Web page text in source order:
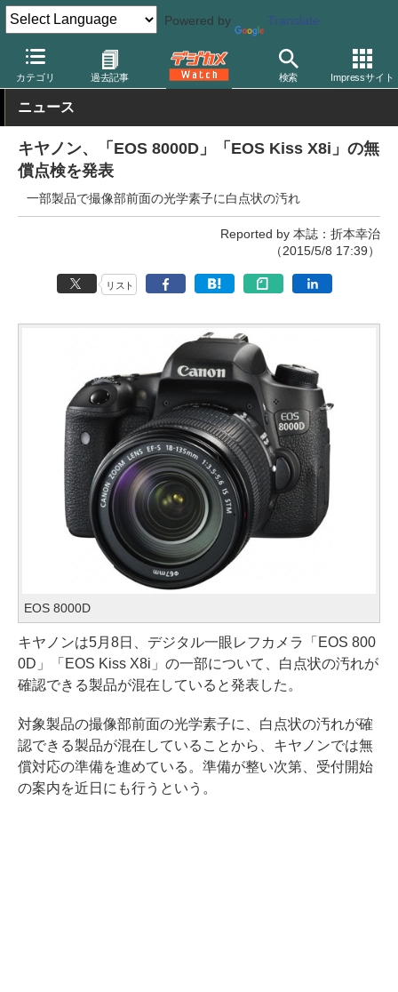
Powered by Translate
カテゴリ 過去記事 検索 Impressサイト
デジカメ Watch カメラ 一眼レフカメラ キヤノン
ニュース
キヤノン、「EOS 8000D」「EOS Kiss X8i」の無
償点検を発表
一部製品で撮像部前面の光学素子に白点状の汚れ
Reported by 本誌：折本幸治
（2015/5/8 17:39）
リスト
EOS 8000D
キヤノンは5月8日、デジタル一眼レフカメラ「EOS 800
0D」「EOS Kiss X8i」の一部について、白点状の汚れが
確認できる製品が混在していると発表した。
対象製品の撮像部前面の光学素子に、白点状の汚れが確
認できる製品が混在していることから、キヤノンでは無
償対応の準備を進めている。準備が整い次第、受付開始
の案内を近日にも行うという。